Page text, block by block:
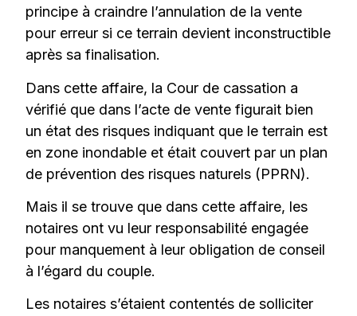
principe à craindre l’annulation de la vente
pour erreur si ce terrain devient inconstructible
après sa finalisation.
Dans cette affaire, la Cour de cassation a
vérifié que dans l’acte de vente figurait bien
un état des risques indiquant que le terrain est
en zone inondable et était couvert par un plan
de prévention des risques naturels (PPRN).
Mais il se trouve que dans cette affaire, les
notaires ont vu leur responsabilité engagée
pour manquement à leur obligation de conseil
à l’égard du couple.
Les notaires s’étaient contentés de solliciter